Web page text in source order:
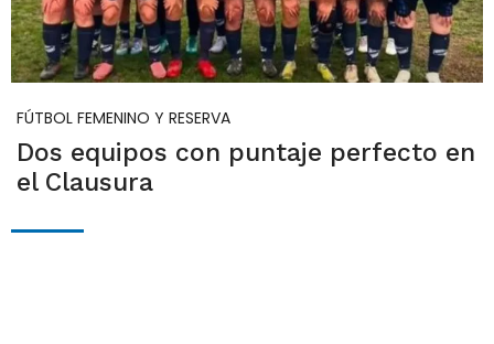
FÚTBOL FEMENINO Y RESERVA
Dos equipos con puntaje perfecto en
el Clausura